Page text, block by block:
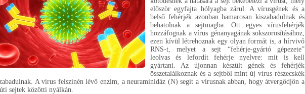
először egyfajta hólyagba zárul. A vírusgének és a
belső fehérjék azonban hamarosan kiszabadulnak és
behatolnak a sejtmagba. Ott egyes vírusfehérjék
hozzáfognak a vírus génanyagának sokszorosításához,
ezen kívül létrehoznak egy olyan formát is, a hírvivő
RNS-t, melyet a sejt “fehérje-gyártó gépezete”
leolvas és lefordít fehérje nyelvre: mit is kell
gyártani. Az újonnan készült gének és fehérjék
összetalálkoznak és a sejtből mint új vírus részecskék
A vírus felszínén lévő enzim, a neuraminidáz (N) segít a vírusnak abban, hogy átvergődjön a
sejtek közötti nyálkán.